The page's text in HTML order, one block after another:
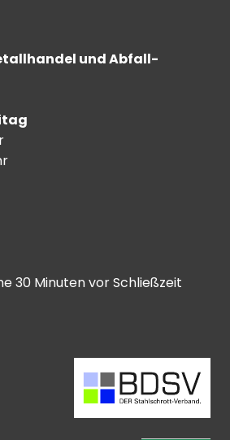
und Abfall-
30 Minuten vor Schließzeit